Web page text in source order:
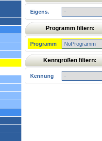
Eigens.
Programm filtern:
Programm
Kenngrößen filtern:
Kennung